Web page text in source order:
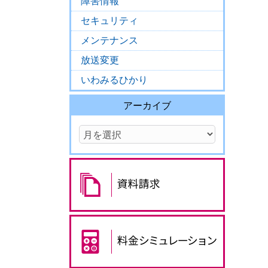
セキュリティ
メンテナンス
放送変更
いわみるひかり
アーカイブ